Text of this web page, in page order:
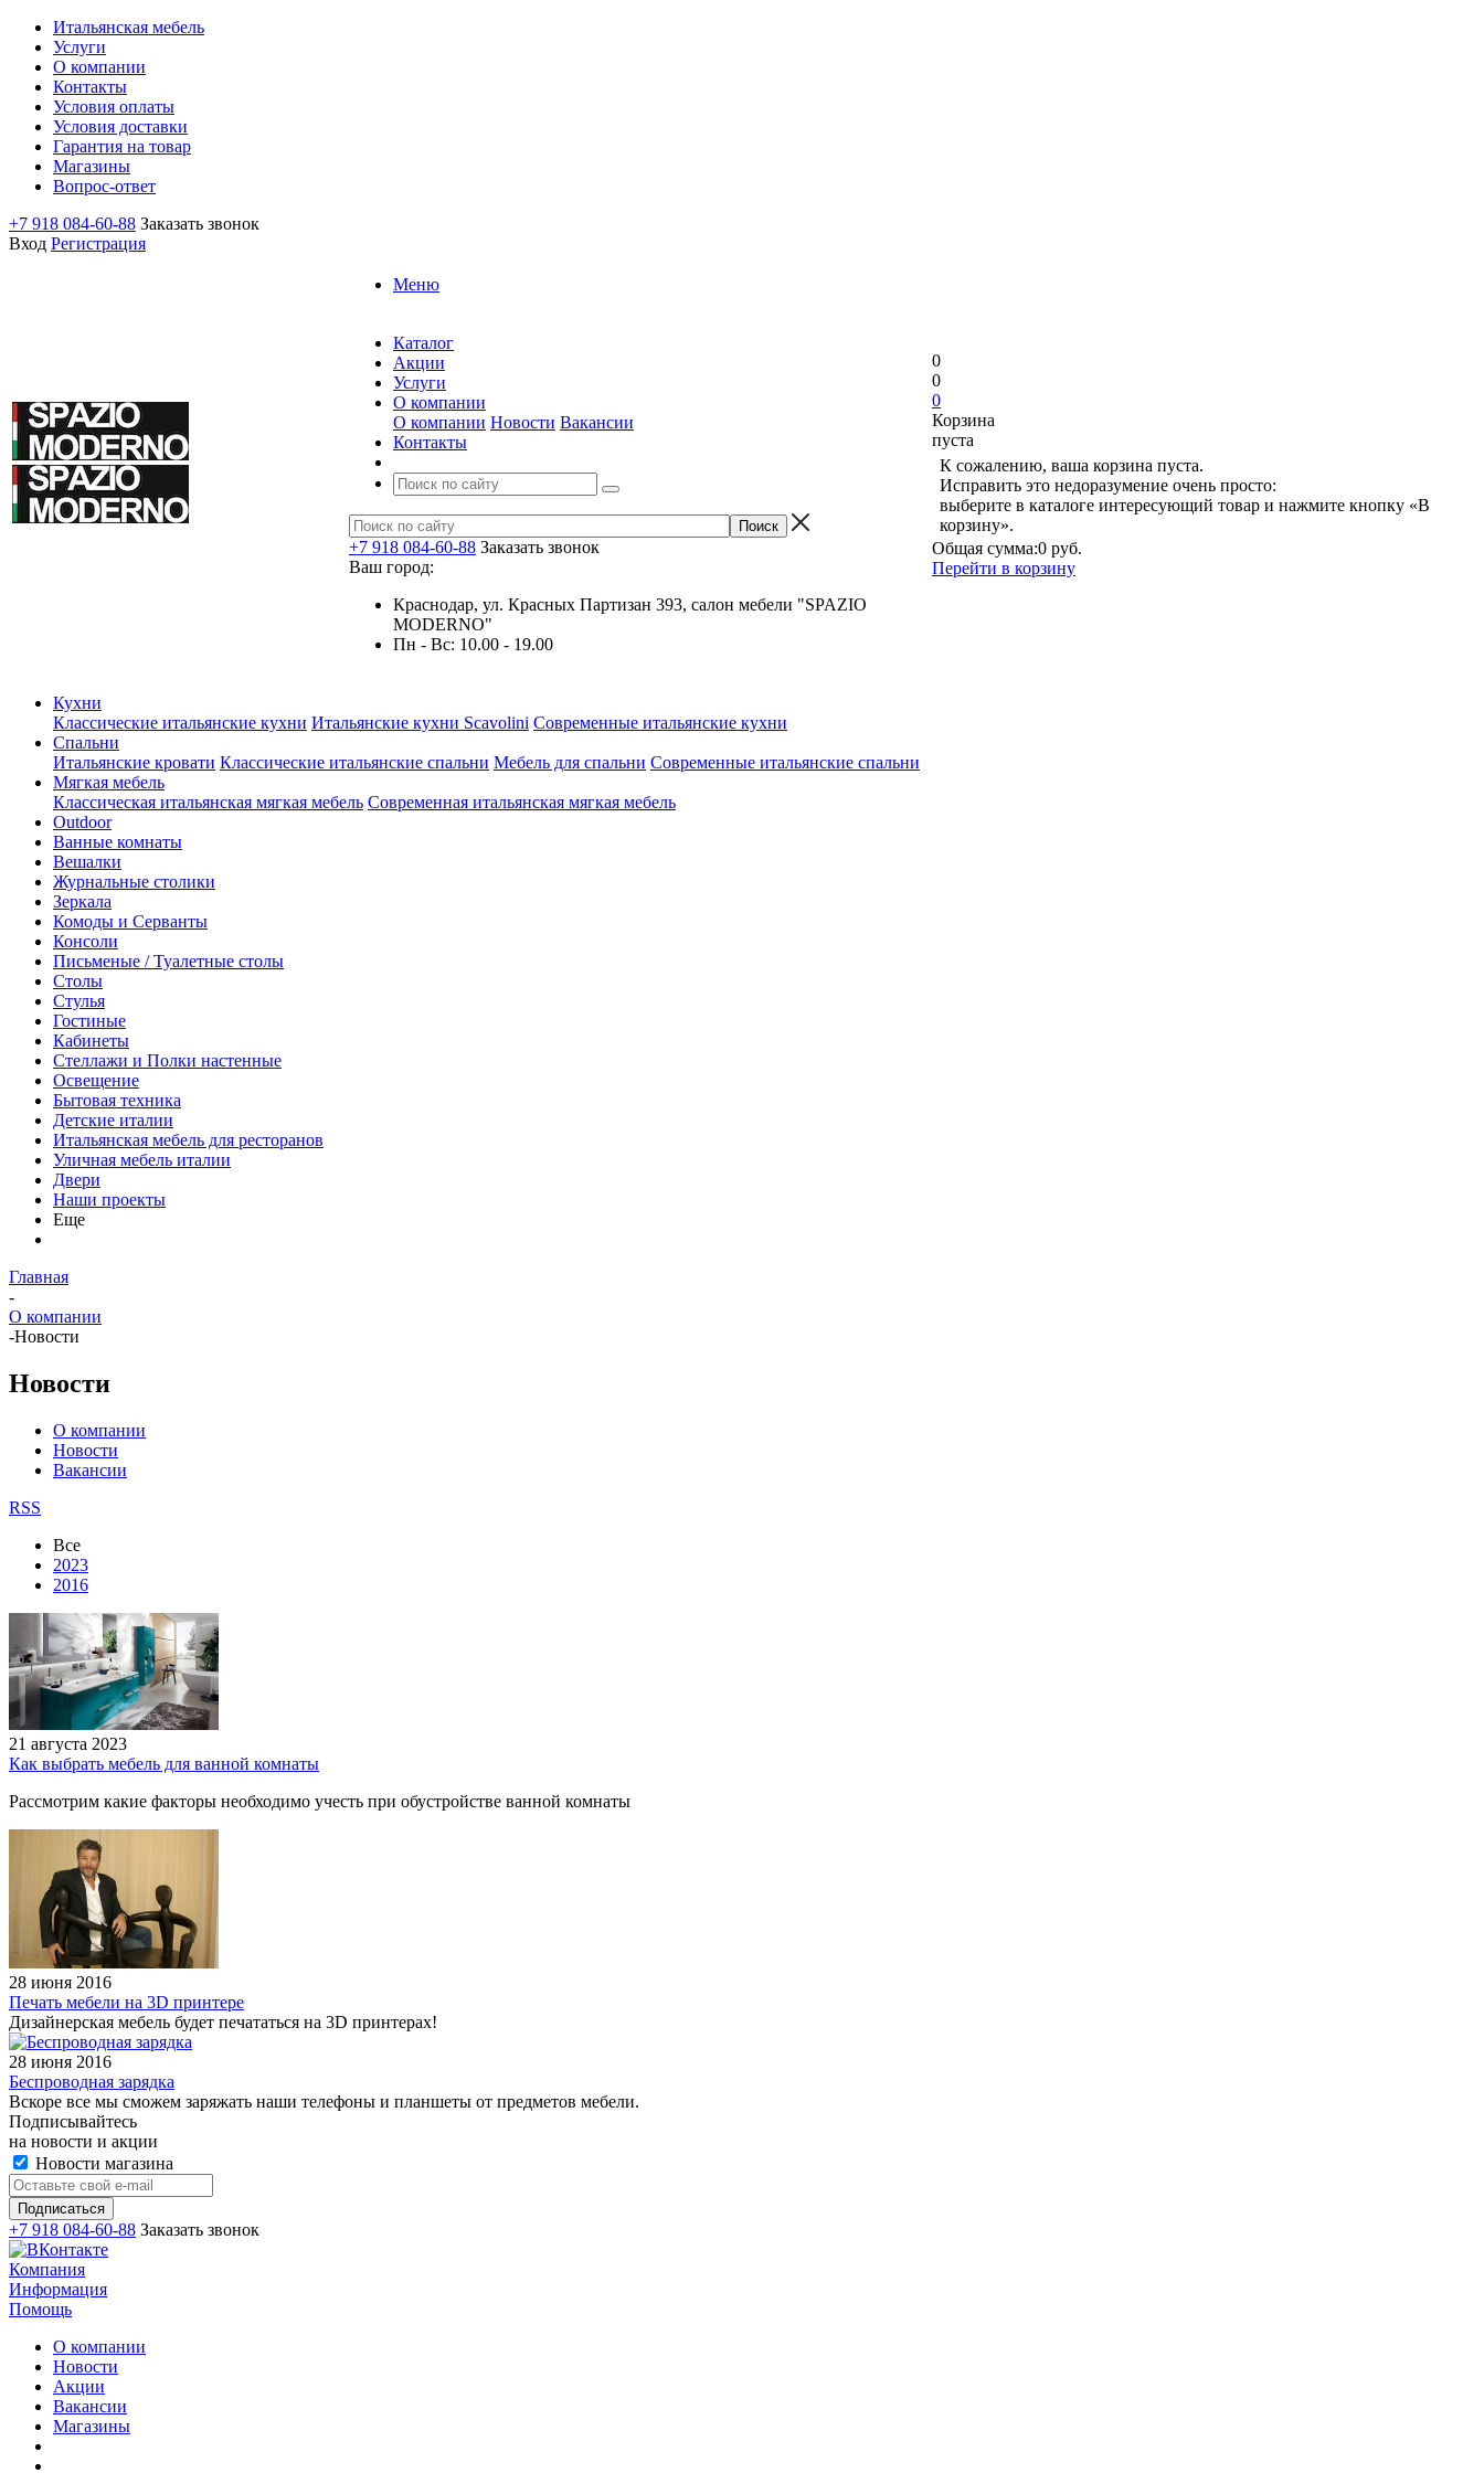
Итальянская мебель
Услуги
О компании
Контакты
Условия оплаты
Условия доставки
Гарантия на товар
Магазины
Вопрос-ответ
+7 918 084-60-88 Заказать звонок
Вход Регистрация
Меню
Каталог
Акции
Услуги
О компании
О компании Новости Вакансии
Контакты
+7 918 084-60-88 Заказать звонок
Ваш город:
Краснодар, ул. Красных Партизан 393, салон мебели "SPAZIO
MODERNO"
Пн - Вс: 10.00 - 19.00
0
0
0
Корзина
пуста
К сожалению, ваша корзина пуста.
Исправить это недоразумение очень просто:
выберите в каталоге интересующий товар и нажмите кнопку «В
корзину».
Общая сумма:0 руб.
Перейти в корзину
Кухни
Классические итальянские кухни Итальянские кухни Scavolini Современные итальянские кухни
Спальни
Итальянские кровати Классические итальянские спальни Мебель для спальни Современные итальянские спальни
Мягкая мебель
Классическая итальянская мягкая мебель Современная итальянская мягкая мебель
Outdoor
Ванные комнаты
Вешалки
Журнальные столики
Зеркала
Комоды и Серванты
Консоли
Письменые / Туалетные столы
Столы
Стулья
Гостиные
Кабинеты
Стеллажи и Полки настенные
Освещение
Бытовая техника
Детские италии
Итальянская мебель для ресторанов
Уличная мебель италии
Двери
Наши проекты
Еще
Главная
-
О компании
-Новости
Новости
О компании
Новости
Вакансии
RSS
Все
2023
2016
21 августа 2023
Как выбрать мебель для ванной комнаты
Рассмотрим какие факторы необходимо учесть при обустройстве ванной комнаты
28 июня 2016
Печать мебели на 3D принтере
Дизайнерская мебель будет печататься на 3D принтерах!
28 июня 2016
Беспроводная зарядка
Вскоре все мы сможем заряжать наши телефоны и планшеты от предметов мебели.
Подписывайтесь
на новости и акции
Новости магазина
+7 918 084-60-88 Заказать звонок
Компания
Информация
Помощь
О компании
Новости
Акции
Вакансии
Магазины